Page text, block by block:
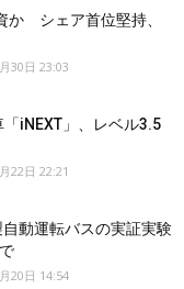
か シェア首位堅持、
30日 23:03
iNEXT」、レベル3.5
22日 22:21
動運転バスの実証実験
20日 14:54